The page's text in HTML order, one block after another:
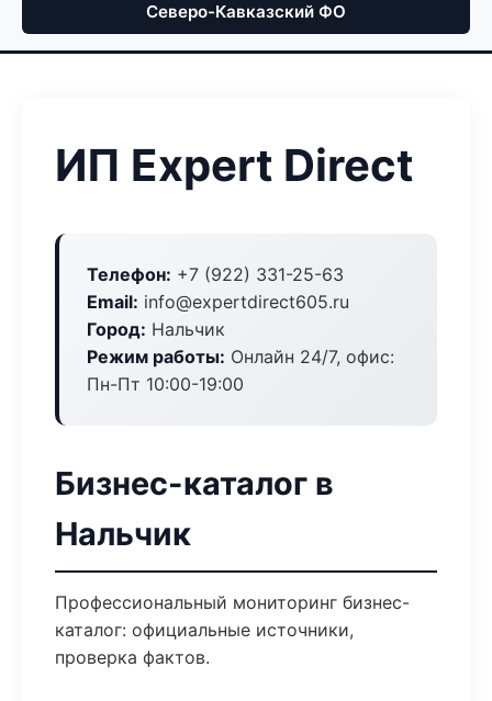
Северо-Кавказский ФО
ИП Expert Direct
Телефон: +7 (922) 331-25-63
Email: info@expertdirect605.ru
Город: Нальчик
Режим работы: Онлайн 24/7, офис:
Пн-Пт 10:00-19:00
Бизнес-каталог в
Нальчик
Профессиональный мониторинг бизнес-
каталог: официальные источники,
проверка фактов.